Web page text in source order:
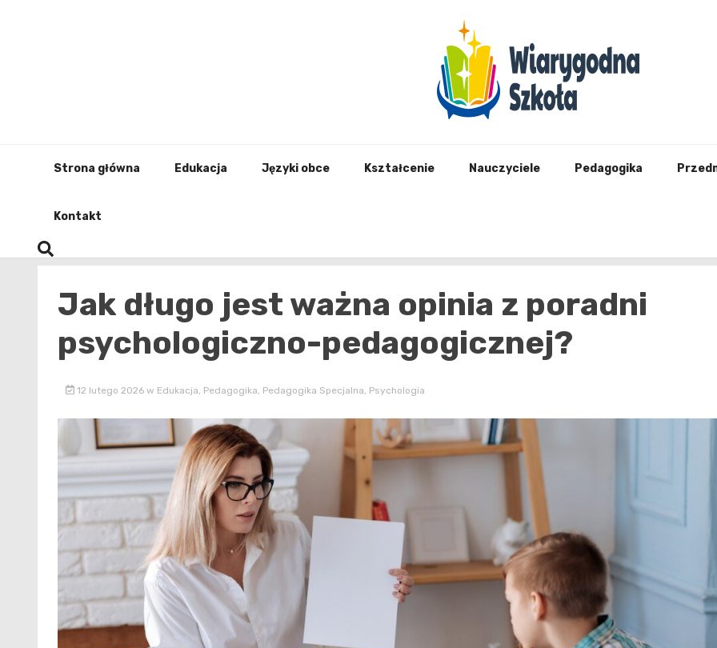
Strona główna Edukacja Języki obce Kształcenie Nauczyciele Pedagogika
Kontakt
Jak długo jest ważna opinia z poradni
psychologiczno-pedagogicznej?
12 lutego 2026 w Edukacja Pedagogika Pedagogika Specjalna Psychologia